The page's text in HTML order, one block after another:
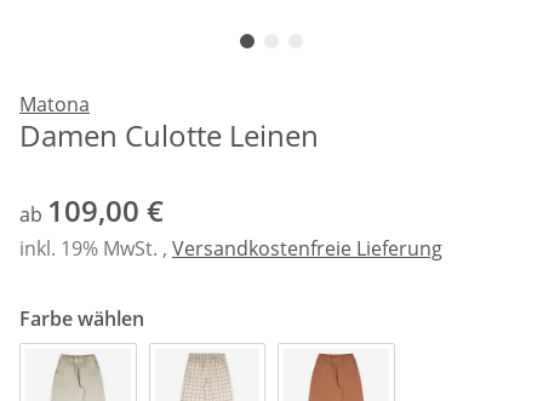
Matona
Damen Culotte Leinen
ab 109,00 €
inkl. 19% MwSt. , Versandkostenfreie Lieferung
Farbe wählen